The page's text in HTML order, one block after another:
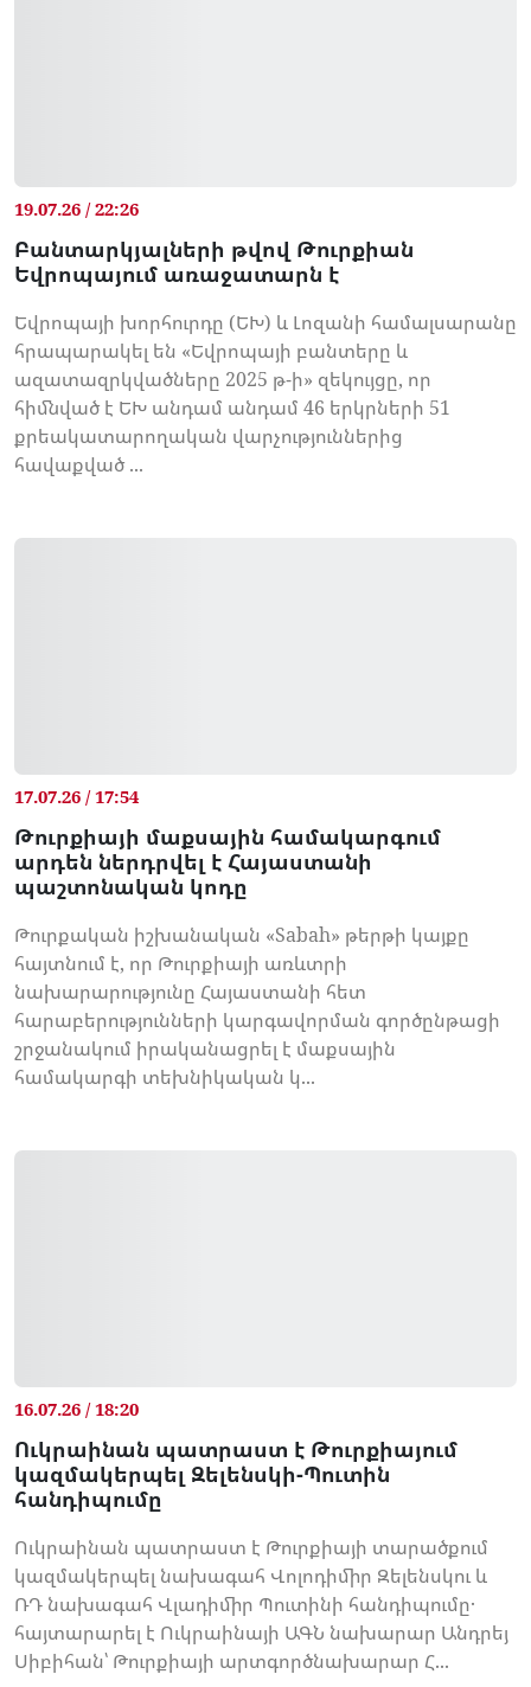
19.07.26 / 22:26
Բանտարկյալների թվով Թուրքիան
Եվրոպայում առաջատարն է
Եվրոպայի խորհուրդը (ԵԽ) և Լոզանի համալսարանը
հրապարակել են «Եվրոպայի բանտերը և
ազատազրկվածները 2025 թ-ի» զեկույցը, որ
հիմնված է ԵԽ անդամ անդամ 46 երկրների 51
քրեակատարողական վարչություններից
հավաքված ...
17.07.26 / 17:54
Թուրքիայի մաքսային համակարգում
արդեն ներդրվել է Հայաստանի
պաշտոնական կոդը
Թուրքական իշխանական «Sabah» թերթի կայքը
հայտնում է, որ Թուրքիայի առևտրի
նախարարությունը Հայաստանի հետ
հարաբերությունների կարգավորման գործընթացի
շրջանակում իրականացրել է մաքսային
համակարգի տեխնիկական կ...
16.07.26 / 18:20
Ուկրաինան պատրաստ է Թուրքիայում
կազմակերպել Զելենսկի-Պուտին
հանդիպումը
Ուկրաինան պատրաստ է Թուրքիայի տարածքում
կազմակերպել նախագահ Վոլոդիմիր Զելենսկու և
ՌԴ նախագահ Վլադիմիր Պուտինի հանդիպումը․
հայտարարել է Ուկրաինայի ԱԳՆ նախարար Անդրեյ
Սիբիհան՝ Թուրքիայի արտգործնախարար Հ...